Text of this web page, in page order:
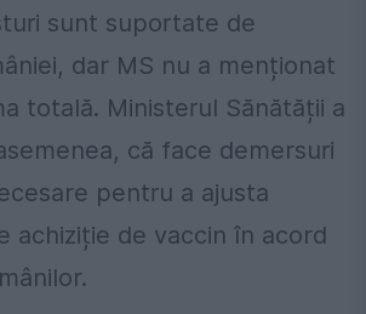
sunt suportate de
dar MS nu a menționat
totală. Ministerul Sănătății a
că face demersuri
pentru a ajusta
achiziție de vaccin în acord